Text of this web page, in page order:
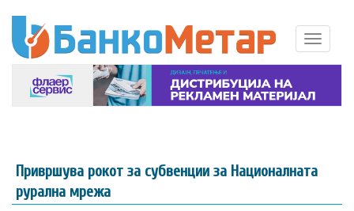
Привршува рокот за субвенции за Националната
рурална мрежа